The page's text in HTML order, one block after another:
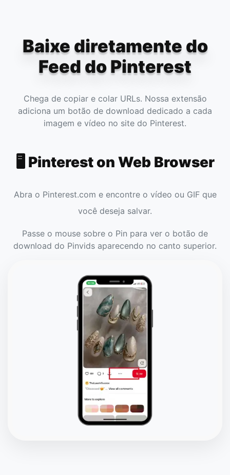
Baixe diretamente do
Feed do Pinterest
Chega de copiar e colar URLs. Nossa extensão
adiciona um botão de download dedicado a cada
imagem e vídeo no site do Pinterest.
🖥️ Pinterest on Web Browser
Abra o Pinterest.com e encontre o vídeo ou GIF que
você deseja salvar.
Passe o mouse sobre o Pin para ver o botão de
download do Pinvids aparecendo no canto superior.